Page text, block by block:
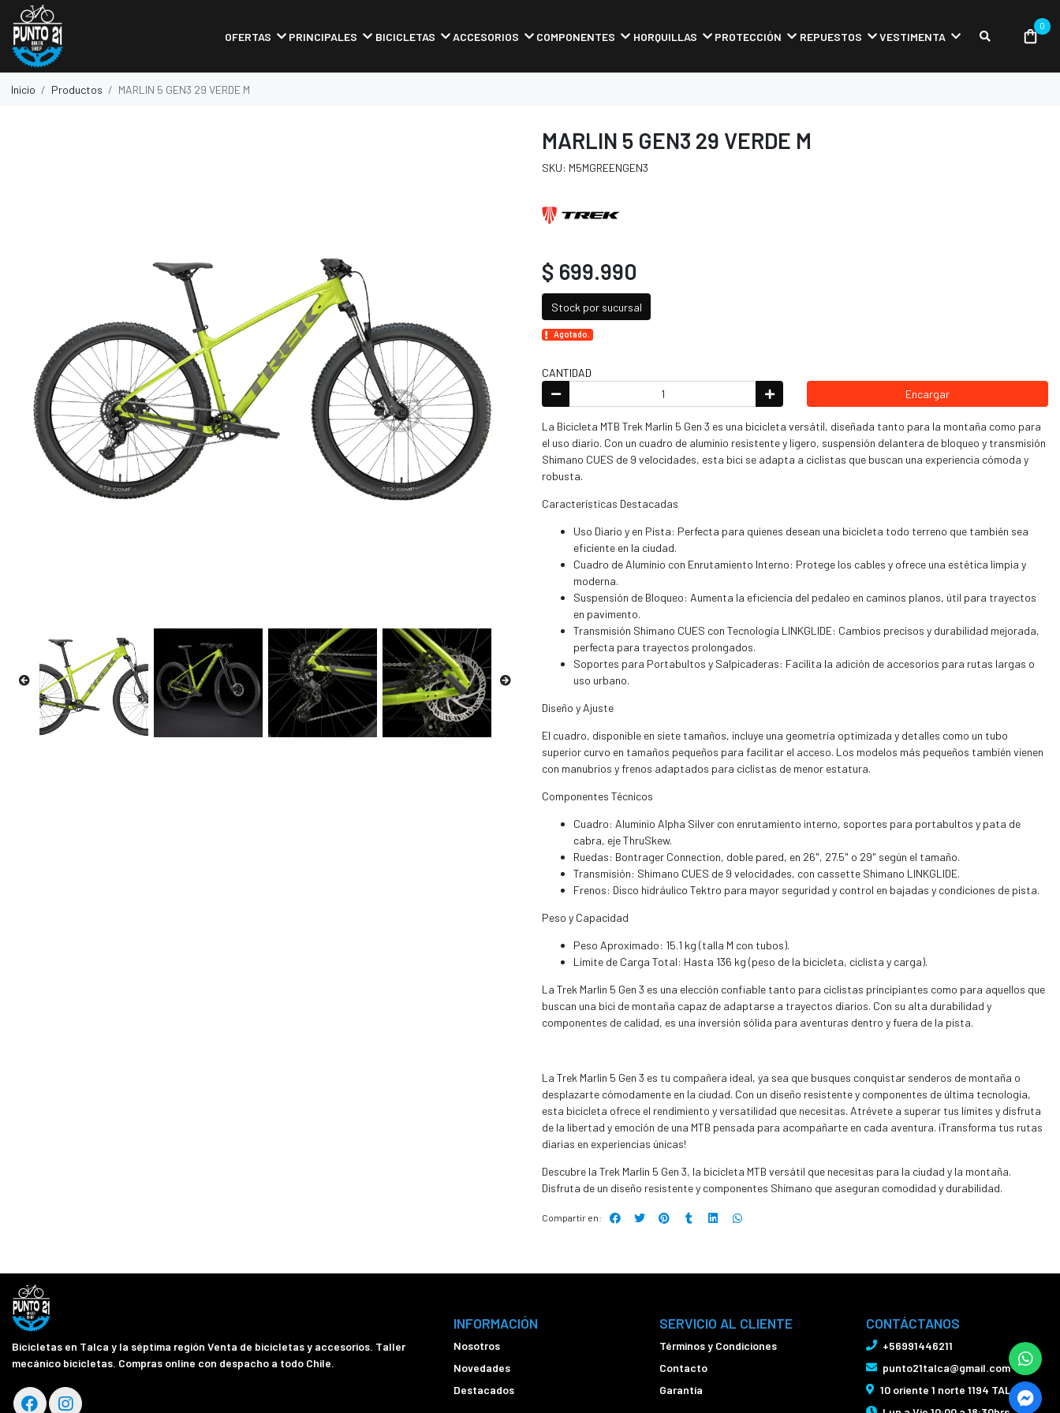
OFERTAS PRINCIPALES BICICLETAS ACCESORIOS COMPONENTES HORQUILLAS PROTECCIÓN REPUESTOS VESTIMENTA
0
Inicio Productos MARLIN 5 GEN3 29 VERDE M
MARLIN 5 GEN3 29 VERDE M
SKU: M5MGREENGEN3
$ 699.990
Stock por sucursal
Agotado.
CANTIDAD
Encargar
La Bicicleta MTB Trek Marlin 5 Gen 3 es una bicicleta versátil, diseñada tanto para la montaña como para
el uso diario. Con un cuadro de aluminio resistente y ligero, suspensión delantera de bloqueo y transmisión
Shimano CUES de 9 velocidades, esta bici se adapta a ciclistas que buscan una experiencia cómoda y
robusta.
Características Destacadas
Uso Diario y en Pista: Perfecta para quienes desean una bicicleta todo terreno que también sea
eficiente en la ciudad.
Cuadro de Aluminio con Enrutamiento Interno: Protege los cables y ofrece una estética limpia y
moderna.
Suspensión de Bloqueo: Aumenta la eficiencia del pedaleo en caminos planos, útil para trayectos
en pavimento.
Transmisión Shimano CUES con Tecnología LINKGLIDE: Cambios precisos y durabilidad mejorada,
perfecta para trayectos prolongados.
Soportes para Portabultos y Salpicaderas: Facilita la adición de accesorios para rutas largas o
uso urbano.
Diseño y Ajuste
El cuadro, disponible en siete tamaños, incluye una geometría optimizada y detalles como un tubo
superior curvo en tamaños pequeños para facilitar el acceso. Los modelos más pequeños también vienen
con manubrios y frenos adaptados para ciclistas de menor estatura.
Componentes Técnicos
Cuadro: Aluminio Alpha Silver con enrutamiento interno, soportes para portabultos y pata de
cabra, eje ThruSkew.
Ruedas: Bontrager Connection, doble pared, en 26", 27.5" o 29" según el tamaño.
Transmisión: Shimano CUES de 9 velocidades, con cassette Shimano LINKGLIDE.
Frenos: Disco hidráulico Tektro para mayor seguridad y control en bajadas y condiciones de pista.
Peso y Capacidad
Peso Aproximado: 15.1 kg (talla M con tubos).
Límite de Carga Total: Hasta 136 kg (peso de la bicicleta, ciclista y carga).
La Trek Marlin 5 Gen 3 es una elección confiable tanto para ciclistas principiantes como para aquellos que
buscan una bici de montaña capaz de adaptarse a trayectos diarios. Con su alta durabilidad y
componentes de calidad, es una inversión sólida para aventuras dentro y fuera de la pista.
La Trek Marlin 5 Gen 3 es tu compañera ideal, ya sea que busques conquistar senderos de montaña o
desplazarte cómodamente en la ciudad. Con un diseño resistente y componentes de última tecnología,
esta bicicleta ofrece el rendimiento y versatilidad que necesitas. Atrévete a superar tus límites y disfruta
de la libertad y emoción de una MTB pensada para acompañarte en cada aventura. ¡Transforma tus rutas
diarias en experiencias únicas!
Descubre la Trek Marlin 5 Gen 3, la bicicleta MTB versátil que necesitas para la ciudad y la montaña.
Disfruta de un diseño resistente y componentes Shimano que aseguran comodidad y durabilidad.
Compartir en:
Bicicletas en Talca y la séptima región Venta de bicicletas y accesorios. Taller
mecánico bicicletas. Compras online con despacho a todo Chile.
INFORMACIÓN
Nosotros
Novedades
Destacados
SERVICIO AL CLIENTE
Términos y Condiciones
Contacto
Garantía
CONTÁCTANOS
+56991446211
punto21talca@gmail.com
10 oriente 1 norte 1194 TALCA